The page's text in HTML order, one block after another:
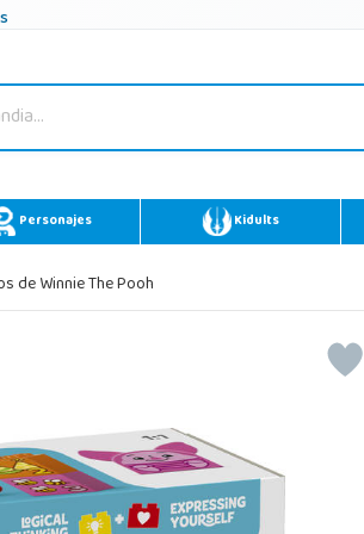
Personajes Kidults
de Winnie The Pooh